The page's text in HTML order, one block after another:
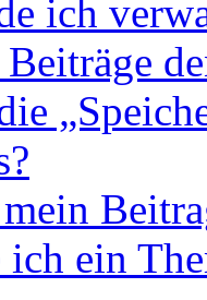
ich
ein